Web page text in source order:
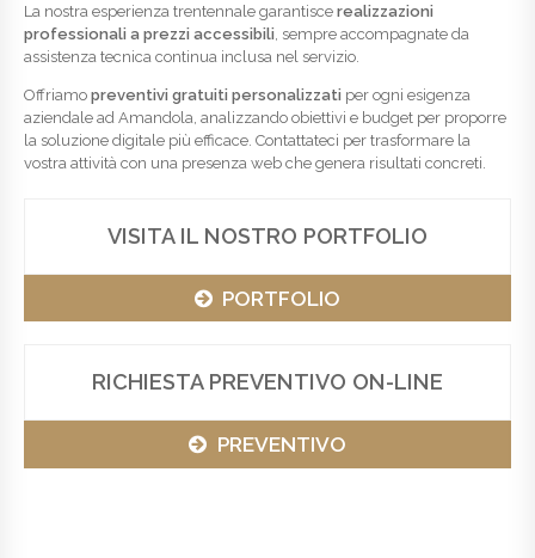
La nostra esperienza trentennale garantisce realizzazioni
professionali a prezzi accessibili, sempre accompagnate da
assistenza tecnica continua inclusa nel servizio.
Offriamo preventivi gratuiti personalizzati per ogni esigenza
aziendale ad Amandola, analizzando obiettivi e budget per proporre
la soluzione digitale più efficace. Contattateci per trasformare la
vostra attività con una presenza web che genera risultati concreti.
VISITA IL NOSTRO PORTFOLIO
PORTFOLIO
RICHIESTA PREVENTIVO ON-LINE
PREVENTIVO